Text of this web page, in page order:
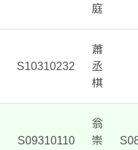
庭
S10310232
蕭
丞
棋
S09310110
翁
崇